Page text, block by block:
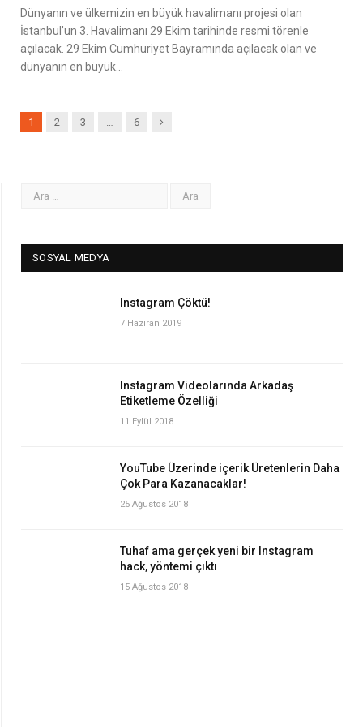
Dünyanın ve ülkemizin en büyük havalimanı projesi olan
İstanbul’un 3. Havalimanı 29 Ekim tarihinde resmi törenle
açılacak. 29 Ekim Cumhuriyet Bayramında açılacak olan ve
dünyanın en büyük…
1 2 3 6 Next
SOSYAL MEDYA
Instagram Çöktü!
7 Haziran 2019
Instagram Videolarında Arkadaş
Etiketleme Özelliği
11 Eylül 2018
YouTube Üzerinde içerik Üretenlerin Daha
Çok Para Kazanacaklar!
25 Ağustos 2018
Tuhaf ama gerçek yeni bir Instagram
hack, yöntemi çıktı
15 Ağustos 2018